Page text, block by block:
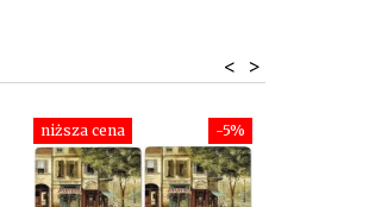
>
<
-5%
niższa cena